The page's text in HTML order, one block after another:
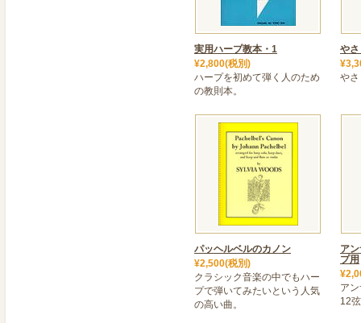
標準仕様にイタリア製ア
乙女ハープで
「Bonny at Morn」を演奏
2023年02月16日
＜ 「乙女ハープ・
入荷待ちになっておりま
ました。
2022年11月01日
＜ FLEXシリーズ入荷し
FLEX Harp(フレックス
15弦・20弦の小型で軽量
2022年08月16日
>＜ 中古ハープについて
中古ハープのお問合せが
グレースハープでは「認
保証付きの高品質中古ハ
実用ハープ教本・1
¥2,800(税別)
ハープを初めて弾く人のため
の教則本。
や
や
パッヘルベルのカノン
¥2,500(税別)
クラシック音楽の中でもハー
プで弾いてみたいという人気
の高い曲。
ア
プ用
ア
12